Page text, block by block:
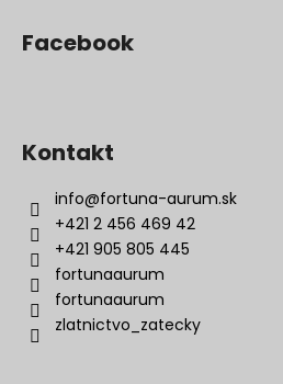
Facebook
Kontakt
info@fortuna-aurum.sk
+421 2 456 469 42
+421 905 805 445
fortunaaurum
fortunaaurum
zlatnictvo_zatecky